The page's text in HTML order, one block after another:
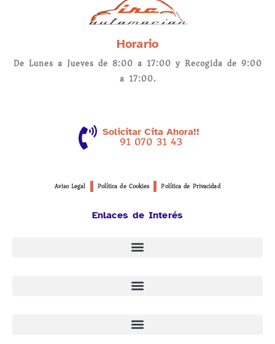
Horario
De Lunes a Jueves de 8:00 a 17:00 y Recogida de 9:00
a 17:00.
Solicitar Cita Ahora!!
91 070 31 43
Aviso Legal Política de Cookies Política de Privacidad
Enlaces de Interés